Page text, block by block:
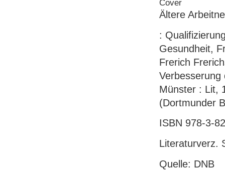
Ältere
:
Gesundheit,
Frerich
Verbesserung
Münster : Lit,
(Dortmunder
ISBN 978-3-
Literaturverz.
Quelle: DNB